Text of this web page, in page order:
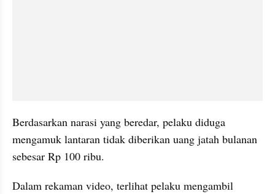
Berdasarkan narasi yang beredar, pelaku diduga
mengamuk lantaran tidak diberikan uang jatah bulanan
sebesar Rp 100 ribu.
Dalam rekaman video, terlihat pelaku mengambil